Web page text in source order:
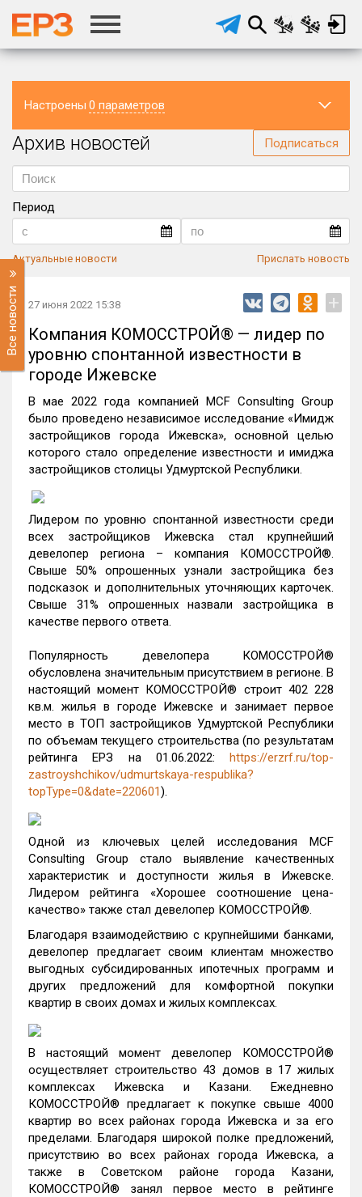
Настроены 0 параметров
Регион
Архив новостей Подписаться
Период
Актуальные новости Прислать новость
Все новости 27 июня 2022 15:38 +
Компания КОМОССТРОЙ® — лидер по
уровню спонтанной известности в
городе Ижевске
В мае 2022 года компанией MCF Consulting Group
было проведено независимое исследование «Имидж
застройщиков города Ижевска», основной целью
которого стало определение известности и имиджа
застройщиков столицы Удмуртской Республики.
Лидером по уровню спонтанной известности среди
всех застройщиков Ижевска стал крупнейший
девелопер региона – компания КОМОССТРОЙ®.
Свыше 50% опрошенных узнали застройщика без
подсказок и дополнительных уточняющих карточек.
Свыше 31% опрошенных назвали застройщика в
качестве первого ответа.
Популярность девелопера КОМОССТРОЙ®
обусловлена значительным присутствием в регионе. В
настоящий момент КОМОССТРОЙ® строит 402 228
кв.м. жилья в городе Ижевске и занимает первое
место в ТОП застройщиков Удмуртской Республики
по объемам текущего строительства (по результатам
рейтинга ЕРЗ на 01.06.2022: https://erzrf.ru/top-
zastroyshchikov/udmurtskaya-respublika?
topType=0&date=220601).
Одной из ключевых целей исследования MCF
Consulting Group стало выявление качественных
характеристик и доступности жилья в Ижевске.
Лидером рейтинга «Хорошее соотношение цена-
качество» также стал девелопер КОМОССТРОЙ®.
Благодаря взаимодействию с крупнейшими банками,
девелопер предлагает своим клиентам множество
выгодных субсидированных ипотечных программ и
других предложений для комфортной покупки
квартир в своих домах и жилых комплексах.
В настоящий момент девелопер КОМОССТРОЙ®
осуществляет строительство 43 домов в 17 жилых
комплексах Ижевска и Казани. Ежедневно
КОМОССТРОЙ® предлагает к покупке свыше 4000
квартир во всех районах города Ижевска и за его
пределами. Благодаря широкой полке предложений,
присутствию во всех районах города Ижевска, а
также в Советском районе города Казани,
КОМОССТРОЙ® занял первое место в рейтинге